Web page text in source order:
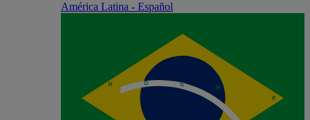
América Latina - Español